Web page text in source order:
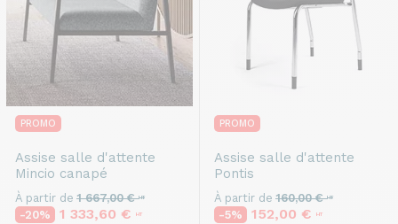
PROMO
Assise salle d'attente
Mincio canapé
À partir de 1 667,00 €HT
-20% 1 333,60 € HT
PROMO
Assise salle d'attente
Pontis
À partir de 160,00 €HT
-5% 152,00 € HT